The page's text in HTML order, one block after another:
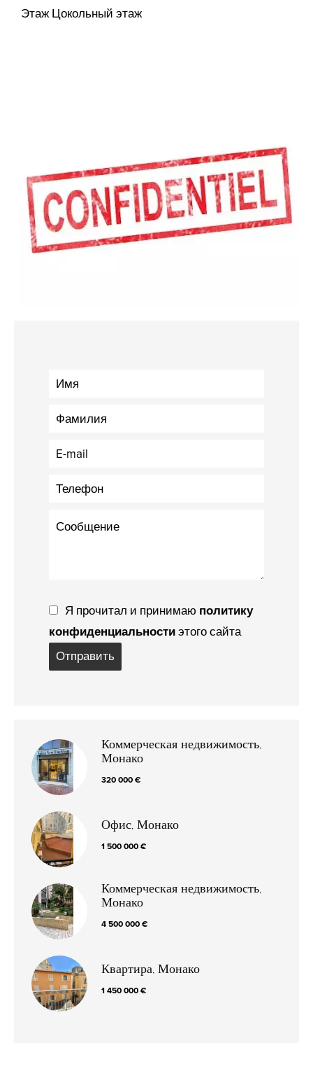
Этаж Цокольный этаж
Я прочитал и принимаю политику
конфиденциальностиэтого сайта
Отправить
Коммерческая недвижимость,
Монако
320 000 €
Офис, Монако
1 500 000 €
Коммерческая недвижимость,
Монако
4 500 000 €
Квартира, Монако
1 450 000 €